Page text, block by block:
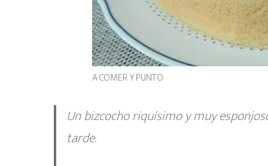
A COMER Y PUNTO
Un bizcocho riquísimo y muy
tarde.